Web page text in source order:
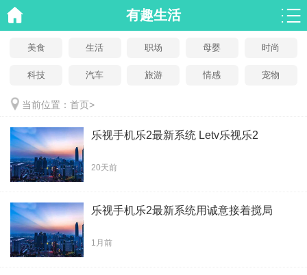
有趣生活
美食 生活 职场 母婴 时尚
科技 汽车 旅游 情感 宠物
当前位置： 首页>
乐视手机乐2最新系统 Letv乐视乐2
20天前
乐视手机乐2最新系统用诚意接着搅局
1月前